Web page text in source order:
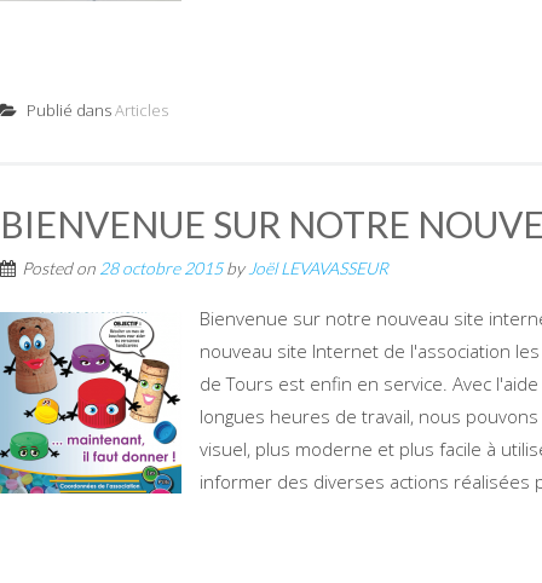
Publié dansArticles
BIENVENUE SUR NOTRE
Posted on 28 octobre 2015by Joël LEVAVASSEUR
Bienvenue sur notre nouveau site
nouveau site Internet de l'association
de Tours est enfin en service. Avec
longues heures de travail, nous
visuel, plus moderne et plus facile à
informer des diverses actions réalisées